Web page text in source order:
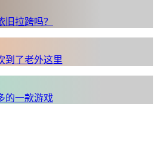
旧拉跨吗？
到了老外这里
的一款游戏